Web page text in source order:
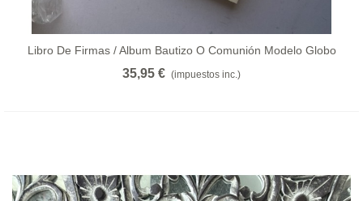
Libro De Firmas / Album Bautizo O Comunión Modelo Globo
35,95 € (impuestos inc.)